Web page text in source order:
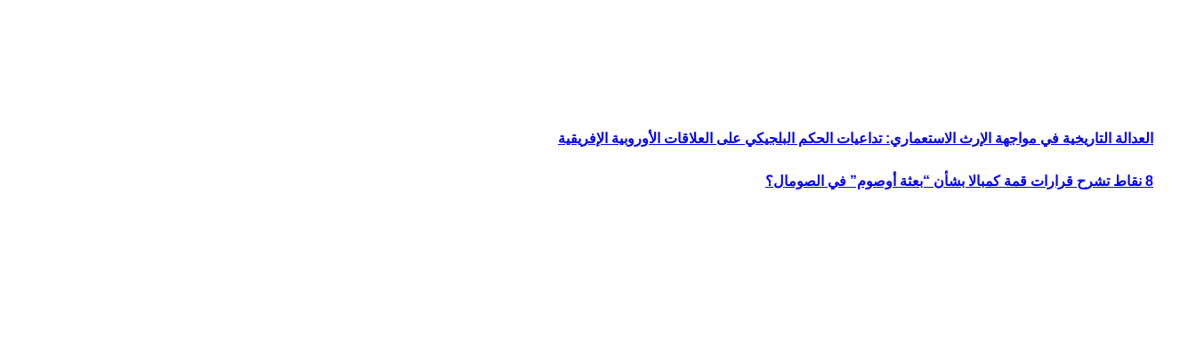
8 نقاط تشرح قرارات قمة كمبالا بشأن “بعثة أوصوم” في الصومال؟
العدالة التاريخية في مواجهة الإرث الاستعماري: تداعيات الحكم البلجيكي على العلاقات الأوروبية الإفريقية